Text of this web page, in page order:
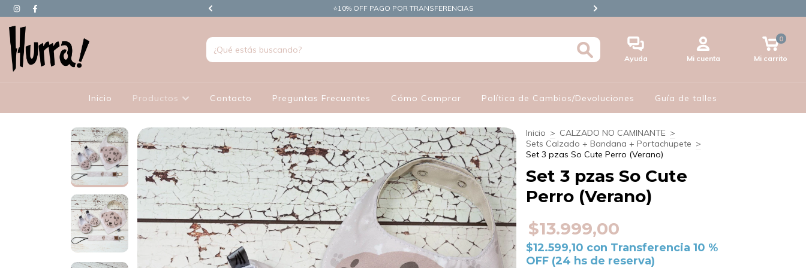
EN ADELANTE TIENEN REGALO ​⭐10% OFF PAGO POR TRANSFERENCIAS
Ayuda Mi cuenta Mi carrito
0
Inicio Productos Contacto Preguntas Frecuentes Cómo Comprar Política de Cambios/Devoluciones Guía de talles
Inicio > CALZADO NO CAMINANTE >
Sets Calzado + Bandana + Portachupete >
Set 3 pzas So Cute Perro (Verano)
Set 3 pzas So Cute
Perro (Verano)
$13.999,00
$12.599,10 con Transferencia 10 %
OFF (24 hs de reserva)